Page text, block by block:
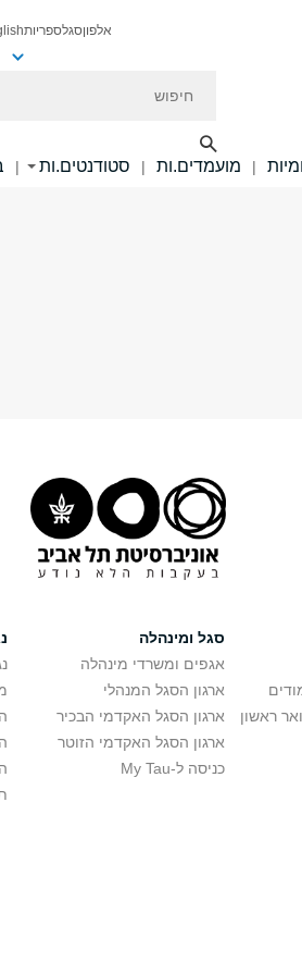
אלפוןסגלספריות
| מועמדים.ות | סטודנטים.ות |
ראשון
סגל ומינהלה
אגפים ומשרדי מינהלה
ארגון הסגל המנהלי
ארגון הסגל האקדמי הבכיר
ארגון הסגל האקדמי הזוטר
כניסה ל-My Tau